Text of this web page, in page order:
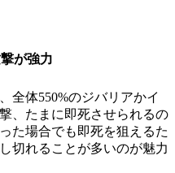
が強力
全体550%のジバリアかイ
、たまに即死させられるの
た場合でも即死を狙えるた
切れることが多いのが魅力